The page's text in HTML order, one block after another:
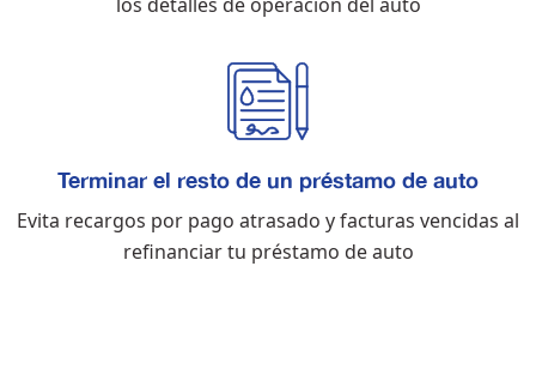
Terminar el resto de un préstamo de auto
Evita recargos por pago atrasado y facturas vencidas al
refinanciar tu préstamo de auto